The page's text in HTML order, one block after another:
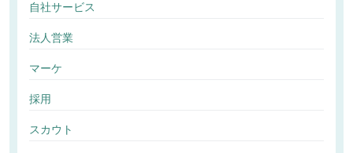
自社サービス
法人営業
マーケ
採用
スカウト